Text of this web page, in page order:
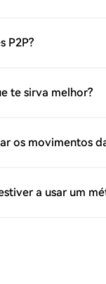
P2P?
te sirva melhor?
os movimentos
a usar um